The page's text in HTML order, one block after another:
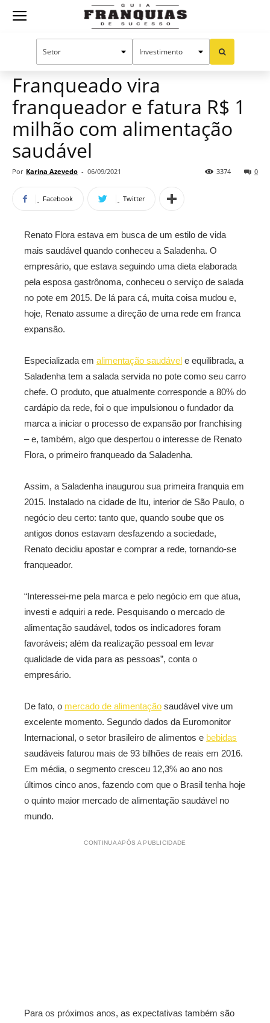
Guia
Sucesso
Mercado de franquias
Franqueado vira
franqueador e fatura R$ 1
milhão com alimentação
saudável
Por Karina Azevedo - 06/09/2021 0
3374
Facebook Twitter
Renato Flora estava em busca de um estilo de vida
mais saudável quando conheceu a Saladenha. O
empresário, que estava seguindo uma dieta elaborada
pela esposa gastrônoma, conheceu o serviço de salada
no pote em 2015. De lá para cá, muita coisa mudou e,
hoje, Renato assume a direção de uma rede em franca
expansão.
Especializada em alimentação saudável e equilibrada, a
Saladenha tem a salada servida no pote como seu carro
chefe. O produto, que atualmente corresponde a 80% do
cardápio da rede, foi o que impulsionou o fundador da
marca a iniciar o processo de expansão por franchising
– e, também, algo que despertou o interesse de Renato
Flora, o primeiro franqueado da Saladenha.
Assim, a Saladenha inaugurou sua primeira franquia em
2015. Instalado na cidade de Itu, interior de São Paulo, o
negócio deu certo: tanto que, quando soube que os
antigos donos estavam desfazendo a sociedade,
Renato decidiu apostar e comprar a rede, tornando-se
franqueador.
“Interessei-me pela marca e pelo negócio em que atua,
investi e adquiri a rede. Pesquisando o mercado de
alimentação saudável, todos os indicadores foram
favoráveis; além da realização pessoal em levar
qualidade de vida para as pessoas”, conta o
empresário.
De fato, o mercado de alimentação saudável vive um
excelente momento. Segundo dados da Euromonitor
Internacional, o setor brasileiro de alimentos e bebidas
saudáveis faturou mais de 93 bilhões de reais em 2016.
Em média, o segmento cresceu 12,3% ao ano nos
últimos cinco anos, fazendo com que o Brasil tenha hoje
o quinto maior mercado de alimentação saudável no
mundo.
CONTINUA APÓS A PUBLICIDADE
Para os próximos anos, as expectativas também são